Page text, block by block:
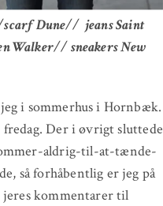
Dune// jeans Saint
Walker// sneakers New
i sommerhus i Hornbæk.
Der i øvrigt sluttede
aldrig-til-at-tænde-
så forhåbentlig er jeg på
kommentarer til